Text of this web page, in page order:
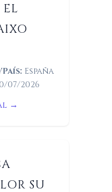
País: España
07/2026
→
SU